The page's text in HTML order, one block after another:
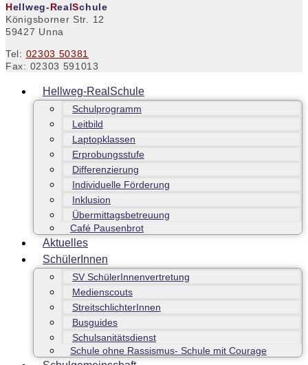
Hellweg-RealSchule
Königsborner Str. 12
59427 Unna
Tel: 02303 50381
Fax: 02303 591013
Hellweg-RealSchule
Schulprogramm
Leitbild
Laptopklassen
Erprobungsstufe
Differenzierung
Individuelle Förderung
Inklusion
Übermittagsbetreuung
Café Pausenbrot
Aktuelles
SchülerInnen
SV SchülerInnenvertretung
Medienscouts
StreitschlichterInnen
Busguides
Schulsanitätsdienst
Schule ohne Rassismus- Schule mit Courage